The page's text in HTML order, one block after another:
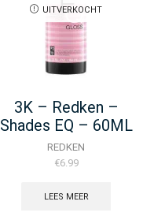
aantal
UITVERKOCHT
3K – Redken –
Shades EQ – 60ML
REDKEN
€6.99
LEES MEER